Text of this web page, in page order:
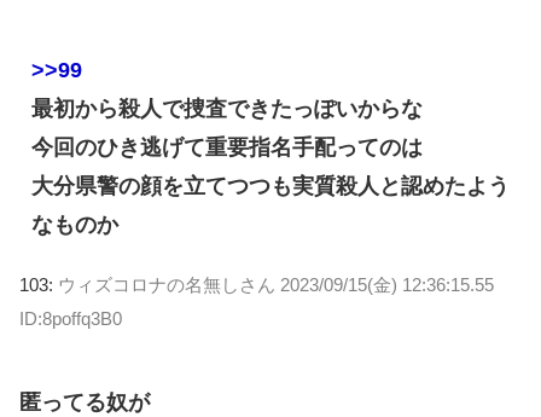
>>99
最初から殺人で捜査できたっぽいからな
今回のひき逃げて重要指名手配ってのは
大分県警の顔を立てつつも実質殺人と認めたよう
なものか
103: ウィズコロナの名無しさん 2023/09/15(金) 12:36:15.55
ID:8poffq3B0
匿ってる奴が